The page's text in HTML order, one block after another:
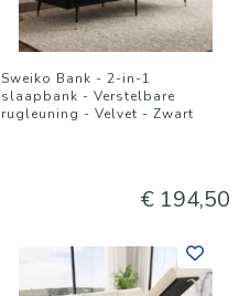
Sweiko Bank - 2-in-1
slaapbank - Verstelbare
rugleuning - Velvet - Zwart
€ 194,50